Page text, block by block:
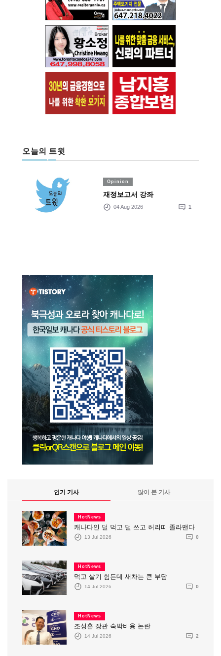
오늘의 트윗
Opinion
재정보고서 강좌
04 Aug 2026 1
인기 기사 많이 본 기사
HotNews
캐나다인 덜 먹고 덜 쓰고 허리띠 졸라맨다
13 Jul 2026 0
HotNews
먹고 살기 힘든데 새차는 큰 부담
14 Jul 2026 0
HotNews
조성훈 장관 숙박비용 논란
14 Jul 2026 2